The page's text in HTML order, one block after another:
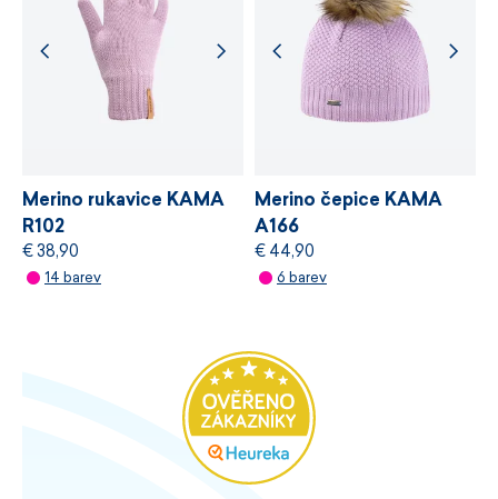
Pevné zakončení rukávů a spodního lemu.
Certifikace bluesign® APPROVED.
Vyrobeno v České republice.
Merino rukavice KAMA
R102
€ 38,90
14 barev
Merino čepice KAMA
A166
€ 44,90
6 barev